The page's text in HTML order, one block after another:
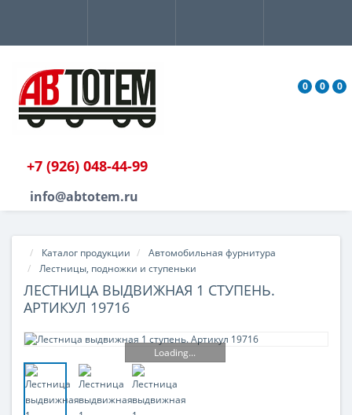
0 0 0
+7 (926) 048-44-99
info@abtotem.ru
Каталог продукции
Автомобильная фурнитура
Лестницы, подножки и ступеньки
ЛЕСТНИЦА ВЫДВИЖНАЯ 1 СТУПЕНЬ.
АРТИКУЛ 19716
Loading...